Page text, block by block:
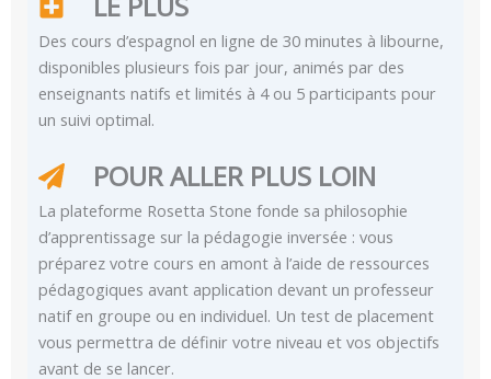
Des cours d’espagnol en ligne de 30 minutes à libourne,
disponibles plusieurs fois par jour, animés par des
enseignants natifs et limités à 4 ou 5 participants pour
un suivi optimal.
POUR ALLER PLUS LOIN
La plateforme Rosetta Stone fonde sa philosophie
d’apprentissage sur la pédagogie inversée : vous
préparez votre cours en amont à l’aide de ressources
pédagogiques avant application devant un professeur
natif en groupe ou en individuel. Un test de placement
vous permettra de définir votre niveau et vos objectifs
avant de se lancer.